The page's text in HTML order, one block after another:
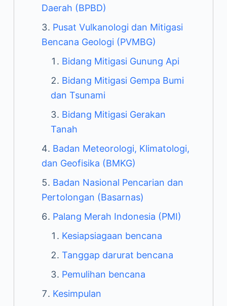
Daerah (BPBD)
Pusat Vulkanologi dan Mitigasi
Bencana Geologi (PVMBG)
Bidang Mitigasi Gunung Api
Bidang Mitigasi Gempa Bumi
dan Tsunami
Bidang Mitigasi Gerakan
Tanah
Badan Meteorologi, Klimatologi,
dan Geofisika (BMKG)
Badan Nasional Pencarian dan
Pertolongan (Basarnas)
Palang Merah Indonesia (PMI)
Kesiapsiagaan bencana
Tanggap darurat bencana
Pemulihan bencana
Kesimpulan